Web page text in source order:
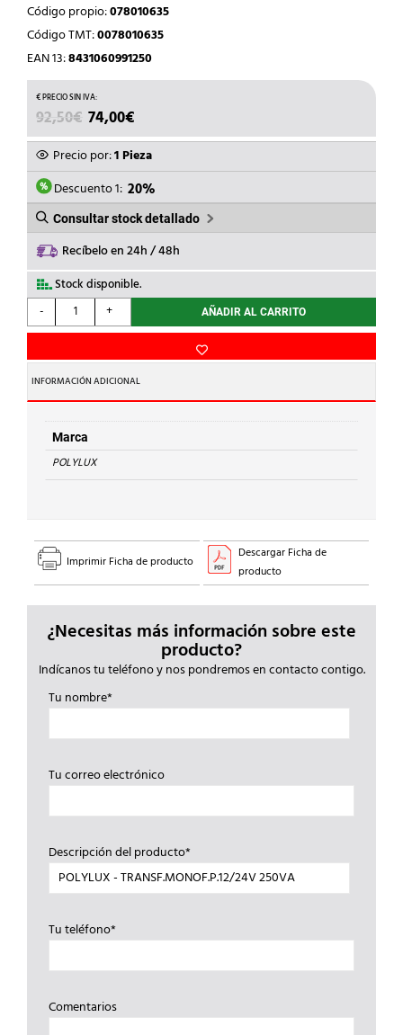
Código propio:078010635
Código TMT:0078010635
EAN 13:8431060991250
92,50€ EL
PRECIO
ORIGINAL
ERA:
92,50€.
74,00€
PRECIO
ACTUAL
ES:
74,00€.
Precio por:1 Pieza
Descuento 1: 20%
Consultar stock detallado
Recíbelo en 24h / 48h
Stock disponible.
-
POLYLUX
-
250VA
cantidad
+ AÑADIR AL CARRITO
INFORMACIÓN ADICIONAL
Marca
POLYLUX
Imprimir Ficha de producto
Descargar Ficha de
producto
¿Necesitas más información sobre este
producto?
Indícanos tu teléfono y nos pondremos en contacto contigo.
Tu nombre*
Tu correo electrónico
Descripción del producto*
Tu teléfono*
Comentarios